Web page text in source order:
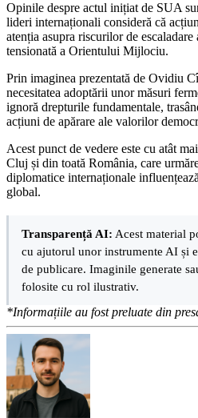
Opinile despre actul inițiat de SUA
lideri internaționali consideră că
atenția asupra riscurilor de
tensionată a Orientului Mijlociu.
Prin imaginea prezentată de Ovidiu
necesitatea adoptării unor măsuri
ignoră drepturile fundamentale,
acțiuni de apărare ale valorilor
Acest punct de vedere este cu atât
Cluj și din toată România, care
diplomatice internaționale
global.
Transparență AI: Acest material
cu ajutorul unor instrumente AI și
de publicare. Imaginile generate
folosite cu rol ilustrativ.
*Informațiile au fost preluate din